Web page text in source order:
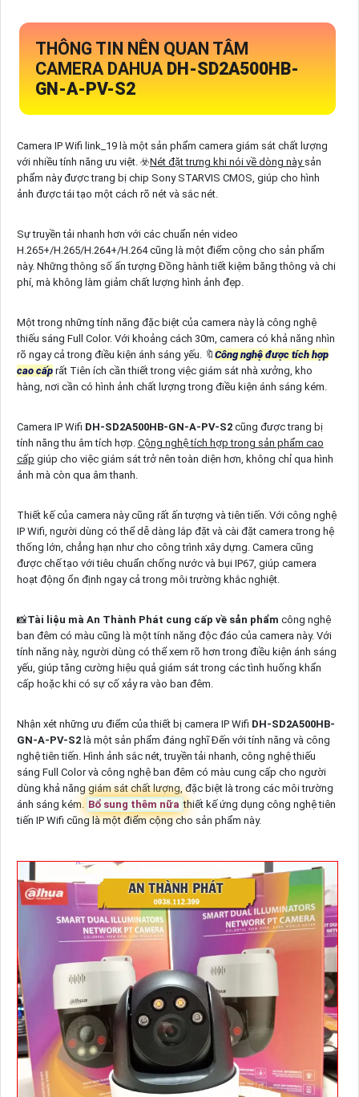
THÔNG TIN NÊN QUAN TÂM
CAMERA DAHUA DH-SD2A500HB-
GN-A-PV-S2
Camera IP Wifi link_19 là một sản phẩm camera giám sát chất lượng
với nhiều tính năng ưu việt. ☣️Nét đặt trưng khi nói về dòng này sản
phẩm này được trang bị chip Sony STARVIS CMOS, giúp cho hình
ảnh được tái tạo một cách rõ nét và sắc nét.
Sự truyền tải nhanh hơn với các chuẩn nén video
H.265+/H.265/H.264+/H.264 cũng là một điểm cộng cho sản phẩm
này. Những thông số ấn tượng Đồng hành tiết kiệm băng thông và chi
phí, mà không làm giảm chất lượng hình ảnh đẹp.
Một trong những tính năng đặc biệt của camera này là công nghệ
thiếu sáng Full Color. Với khoảng cách 30m, camera có khả năng nhìn
rõ ngay cả trong điều kiện ánh sáng yếu. 🔖 Công nghệ được tích hợp
cao cấprất Tiên ích cần thiết trong việc giám sát nhà xưởng, kho
hàng, nơi cần có hình ảnh chất lượng trong điều kiện ánh sáng kém.
Camera IP Wifi DH-SD2A500HB-GN-A-PV-S2 cũng được trang bị
tính năng thu âm tích hợp. Cộng nghệ tích hợp trong sản phẩm cao
cấp giúp cho việc giám sát trở nên toàn diện hơn, không chỉ qua hình
ảnh mà còn qua âm thanh.
Thiết kế của camera này cũng rất ấn tượng và tiên tiến. Với công nghệ
IP Wifi, người dùng có thể dễ dàng lắp đặt và cài đặt camera trong hệ
thống lớn, chẳng hạn như cho công trình xây dựng. Camera cũng
được chế tạo với tiêu chuẩn chống nước và bụi IP67, giúp camera
hoạt động ổn định ngay cả trong môi trường khắc nghiệt.
📸Tài liệu mà An Thành Phát cung cấp về sản phẩm công nghệ
ban đêm có màu cũng là một tính năng độc đáo của camera này. Với
tính năng này, người dùng có thể xem rõ hơn trong điều kiện ánh sáng
yếu, giúp tăng cường hiệu quả giám sát trong các tình huống khẩn
cấp hoặc khi có sự cố xảy ra vào ban đêm.
Nhận xét những ưu điểm của thiết bị camera IP Wifi DH-SD2A500HB-
GN-A-PV-S2 là một sản phẩm đáng nghĩ Đến với tính năng và công
nghệ tiên tiến. Hình ảnh sắc nét, truyền tải nhanh, công nghệ thiếu
sáng Full Color và công nghệ ban đêm có màu cung cấp cho người
dùng khả năng giám sát chất lượng, đặc biệt là trong các môi trường
ánh sáng kém. Bổ sung thêm nữa thiết kế ứng dụng công nghệ tiên
tiến IP Wifi cũng là một điểm cộng cho sản phẩm này.